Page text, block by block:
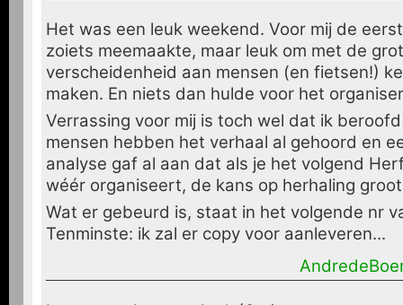
Het was een leuk weekend. Voor mij de
zoiets meemaakte, maar leuk om met de
verscheidenheid aan mensen (en fietsen!)
maken. En niets dan hulde voor het
Verrassing voor mij is toch wel dat ik
mensen hebben het verhaal al gehoord en
analyse gaf al aan dat als je het volgend
wéér organiseert, de kans op herhaling
Wat er gebeurd is, staat in het volgende nr
Tenminste: ik zal er copy voor aanleveren...